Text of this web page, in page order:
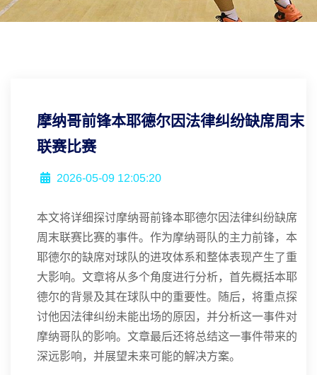
摩纳哥前锋本耶德尔因法律纠纷缺席周末
联赛比赛
2026-05-09 12:05:20
本文将详细探讨摩纳哥前锋本耶德尔因法律纠纷缺席
周末联赛比赛的事件。作为摩纳哥队的主力前锋，本
耶德尔的缺席对球队的进攻体系和整体表现产生了重
大影响。文章将从多个角度进行分析，首先概括本耶
德尔的背景及其在球队中的重要性。随后，将重点探
讨他因法律纠纷未能出场的原因，并分析这一事件对
摩纳哥队的影响。文章最后还将总结这一事件带来的
深远影响，并展望未来可能的解决方案。